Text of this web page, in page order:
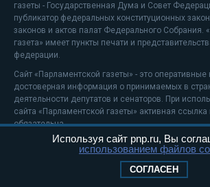
газеты - Государственная Дума и Совет
публикатор федеральных конституционных
законов и актов палат Федерального Собрания.
газета» имеет пункты печати и
федерации.
Сайт «Парламентской газеты» - это оперативные
достоверная информация о принимаемых в
деятельности депутатов и сенаторов. При
сайта «Парламентской газеты» активная ссылка
обязательна.
На информационном ресурсе применяются
Положение о защите персональных данных
Используя сайт pnp.ru, Вы
использованием файлов
СОГЛАСЕН